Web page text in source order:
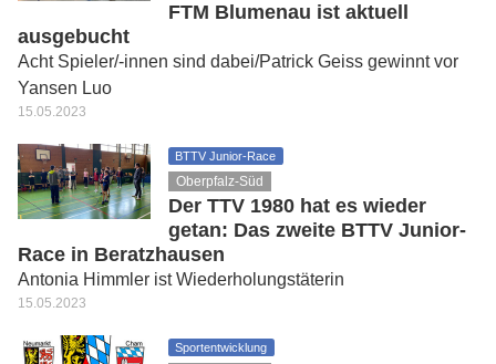
FTM Blumenau ist aktuell
ausgebucht
Acht Spieler/-innen sind dabei/Patrick Geiss gewinnt vor
Yansen Luo
15.05.2023
BTTV Junior-Race
Oberpfalz-Süd
Der TTV 1980 hat es wieder
getan: Das zweite BTTV Junior-
Race in Beratzhausen
Antonia Himmler ist Wiederholungstäterin
15.05.2023
Sportentwicklung